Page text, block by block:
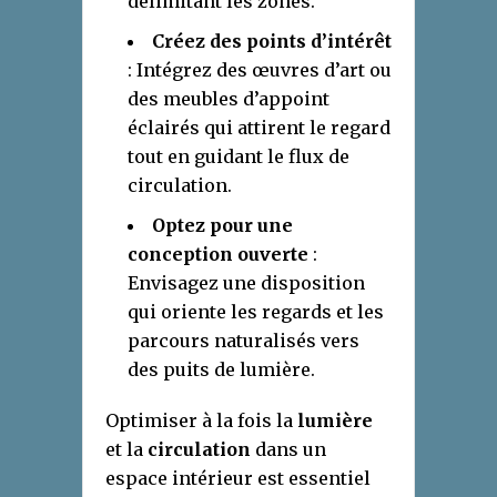
Créez des points d’intérêt
: Intégrez des œuvres d’art ou
des meubles d’appoint
éclairés qui attirent le regard
tout en guidant le flux de
circulation.
Optez pour une
conception ouverte :
Envisagez une disposition
qui oriente les regards et les
parcours naturalisés vers
des puits de lumière.
Optimiser à la fois la lumière
et la circulation dans un
espace intérieur est essentiel